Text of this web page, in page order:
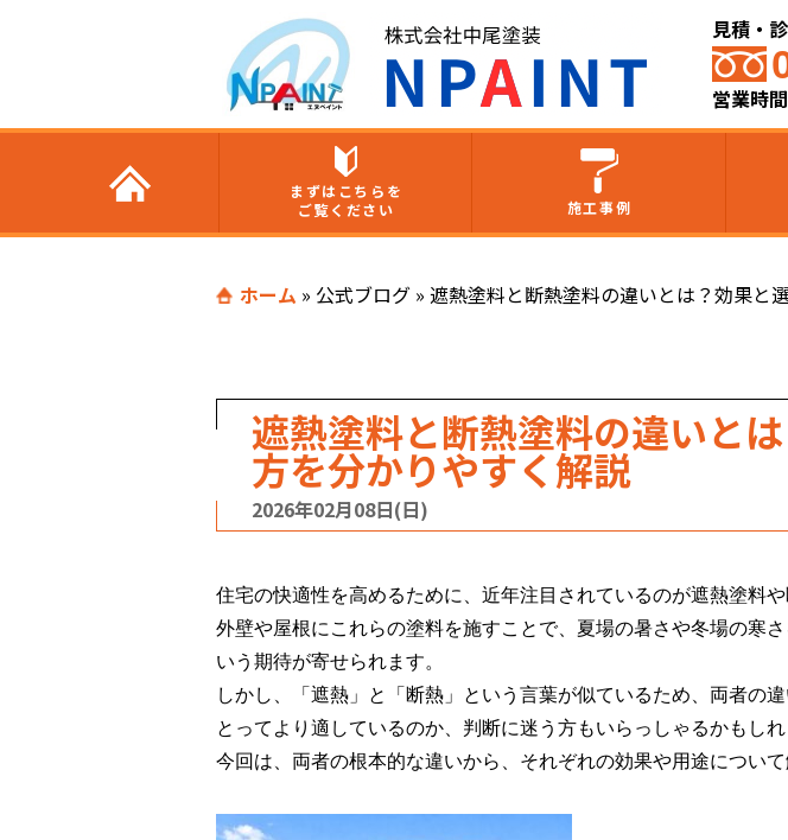
見積・
営業時
まずはこちらを
ご覧ください
施工事例
ホーム » 公式ブログ » 遮熱塗料と断熱塗料の違いとは？効果と
遮熱塗料と断熱塗料の違いと
方を分かりやすく解説
2026年02月08日(日)
住宅の快適性を高めるために、近年注目されているのが遮熱塗料や
外壁や屋根にこれらの塗料を施すことで、夏場の暑さや冬場の寒
いう期待が寄せられます。
しかし、「遮熱」と「断熱」という言葉が似ているため、両者の
とってより適しているのか、判断に迷う方もいらっしゃるかもしれ
今回は、両者の根本的な違いから、それぞれの効果や用途について